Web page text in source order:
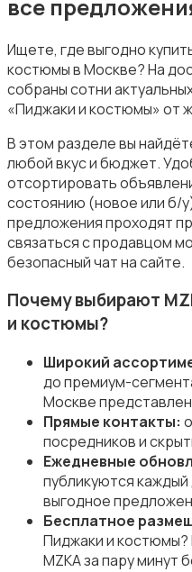
Купальники
Нижнее белье
Обувь
Пиджаки и костюмы
все
Ищете, где выгодно
костюмы в Москве? На
собраны сотни
«Пиджаки и костюмы» от
В этом разделе вы
любой вкус и бюджет.
отсортировать
состоянию (новое или б/
предложения проходят
связаться с продавцом
безопасный чат на сайте.
Почему выбирают
и костюмы?
Широкий
до премиум-
Москве
Прямые контакты:
посредников и
Ежедневные
публикуются
выгодное
Бесплатное
Пиджаки и
MZKA за пару минут